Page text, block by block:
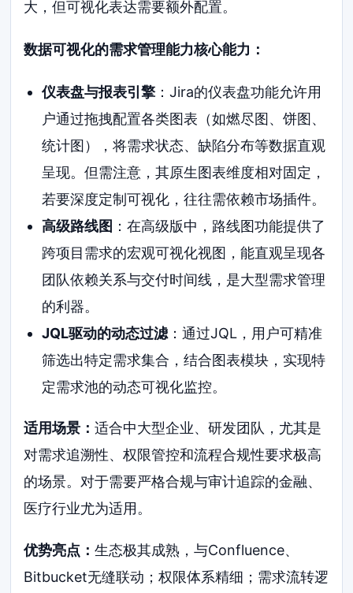
大，但可视化表达需要额外配置。
数据可视化的需求管理能力核心能力：
仪表盘与报表引擎：Jira的仪表盘功能允许用
户通过拖拽配置各类图表（如燃尽图、饼图、
统计图），将需求状态、缺陷分布等数据直观
呈现。但需注意，其原生图表维度相对固定，
若要深度定制可视化，往往需依赖市场插件。
高级路线图 ：在高级版中，路线图功能提供了
跨项目需求的宏观可视化视图，能直观呈现各
团队依赖关系与交付时间线，是大型需求管理
的利器。
JQL驱动的动态过滤：通过JQL，用户可精准
筛选出特定需求集合，结合图表模块，实现特
定需求池的动态可视化监控。
适用场景：适合中大型企业、研发团队，尤其是
对需求追溯性、权限管控和流程合规性要求极高
的场景。对于需要严格合规与审计追踪的金融、
医疗行业尤为适用。
优势亮点：生态极其成熟，与Confluence、
Bitbucket无缝联动；权限体系精细；需求流转逻